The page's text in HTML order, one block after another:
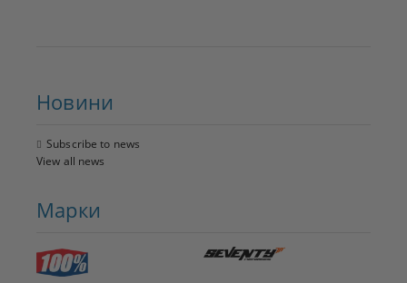
Новини
Subscribe to news
View all news
Марки